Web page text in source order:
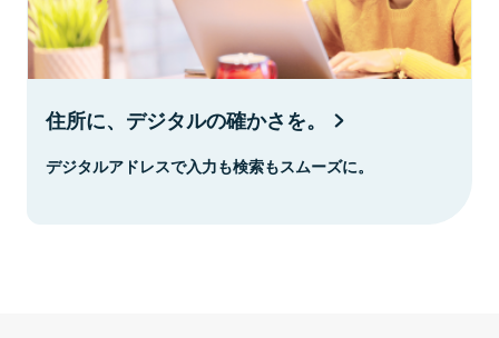
住所に、デジタルの確かさを。
デジタルアドレスで入力も検索もスムーズに。